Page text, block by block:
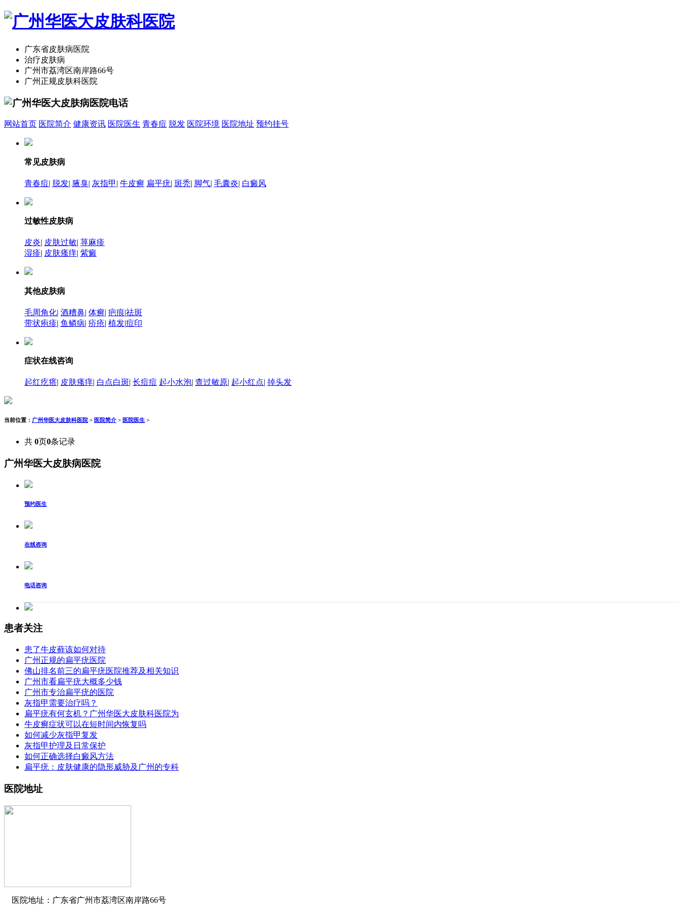
广东省皮肤病医院
治疗皮肤病
广州市荔湾区南岸路66号
广州正规皮肤科医院
网站首页 医院简介 健康资讯 医院医生 青春痘 脱发 医院环境 医院地址 预约挂号
常见皮肤病
青春痘| 脱发| 腋臭| 灰指甲 | 牛皮癣 扁平疣| 斑秃| 脚气| 毛囊炎| 白癜风
过敏性皮肤病
皮炎| 皮肤过敏| 荨麻疹
湿疹| 皮肤瘙痒| 紫癜
其他皮肤病
毛周角化| 酒糟鼻| 体癣| 疤痕|祛斑
带状疱疹| 鱼鳞病| 疥疮| 植发|痘印
症状在线咨询
起红疙瘩| 皮肤瘙痒| 白点白斑| 长痘痘 起小水泡| 查过敏原| 起小红点| 掉头发
当前位置： 广州华医大皮肤科医院 > 医院简介 > 医院医生 >
共 0页0条记录
广州华医大皮肤病医院
预约医生
在线咨询
电话咨询
患者关注
患了牛皮藓该如何对待
广州正规的扁平疣医院
佛山排名前三的扁平疣医院推荐及相关知识
广州市看扁平疣大概多少钱
广州市专治扁平疣的医院
灰指甲需要治疗吗？
扁平疣有何玄机？广州华医大皮肤科医院为
牛皮癣症状可以在短时间内恢复吗
如何减少灰指甲复发
灰指甲护理及日常保护
如何正确选择白癜风方法
扁平疣：皮肤健康的隐形威胁及广州的专科
医院地址
医院地址：广东省广州市荔湾区南岸路66号